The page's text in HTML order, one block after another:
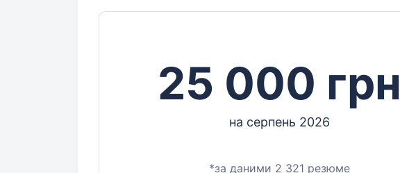
25 000 грн
на серпень 2026
*за даними 2 321 резюме